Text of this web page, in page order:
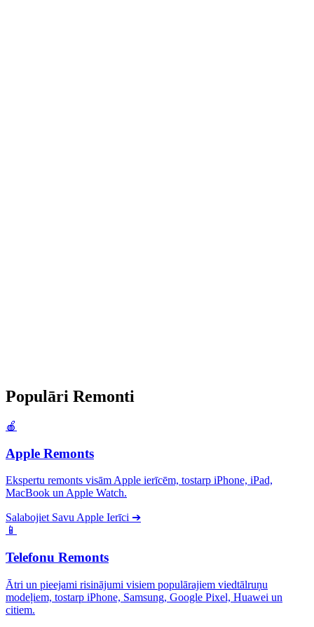
Populāri Remonti
🍎
Apple Remonts
Ekspertu remonts visām Apple ierīcēm, tostarp iPhone, iPad,
MacBook un Apple Watch.
Salabojiet Savu Apple Ierīci ➔
📱
Telefonu Remonts
Ātri un pieejami risinājumi visiem populārajiem viedtālruņu
modeļiem, tostarp iPhone, Samsung, Google Pixel, Huawei un
citiem.